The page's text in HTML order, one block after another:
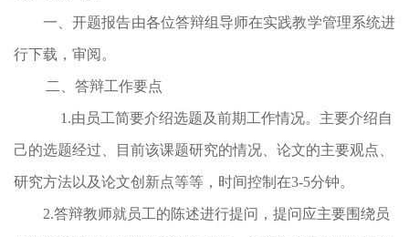
一、开题报告由各位答辩组导师在实践教学管理系统进
行下载，审阅 。
二、答辩工作要点
1.由员工简要介绍选题及前期工作情况。主要介绍自
己的选题经过、目前该课题研究的情况、论文的主要观点、
研究方法以及论文创新点等等，时间控制在3-5分钟。
2.答辩教师就员工的陈述进行提问，提问应主要围绕员